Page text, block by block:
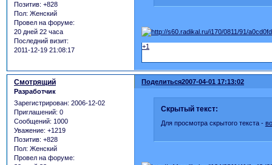
Позитив: +828
Пол: Женский
Провел на форуме:
20 дней 22 часа
Последний визит:
2011-12-19 21:08:17
+1
Поделиться2007-04-01 17:13:02
Смотрящий
Разработчик
Зарегистрирован: 2006-12-02
Приглашений: 0
Сообщений: 1000
Уважение: +1219
Позитив: +828
Пол: Женский
Провел на форуме:
Скрытый текст:
Для просмотра скрытого текста -